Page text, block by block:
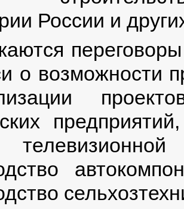
России и
о возможности